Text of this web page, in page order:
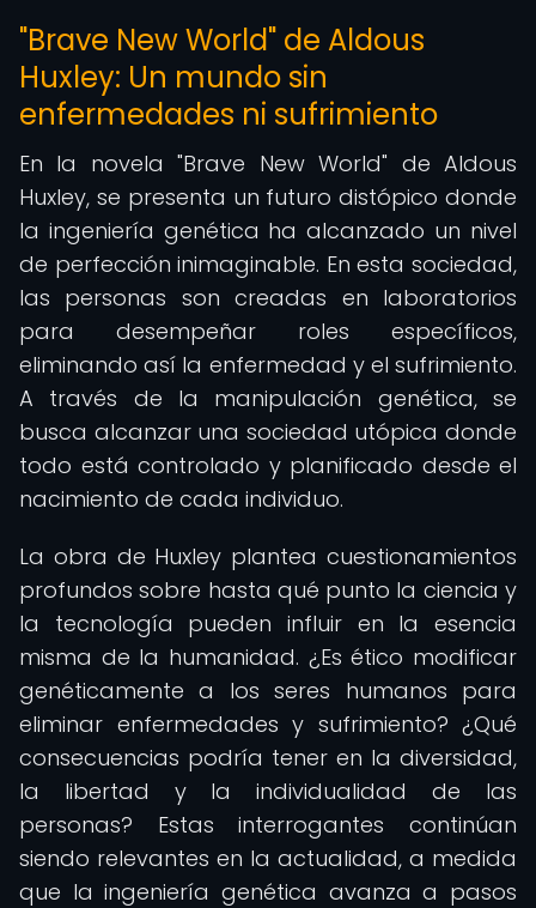
"Brave New World" de Aldous
Huxley: Un mundo sin
enfermedades ni sufrimiento
En la novela "Brave New World" de Aldous
Huxley, se presenta un futuro distópico donde
la ingeniería genética ha alcanzado un nivel
de perfección inimaginable. En esta sociedad,
las personas son creadas en laboratorios
para desempeñar roles específicos,
eliminando así la enfermedad y el sufrimiento.
A través de la manipulación genética, se
busca alcanzar una sociedad utópica donde
todo está controlado y planificado desde el
nacimiento de cada individuo.
La obra de Huxley plantea cuestionamientos
profundos sobre hasta qué punto la ciencia y
la tecnología pueden influir en la esencia
misma de la humanidad. ¿Es ético modificar
genéticamente a los seres humanos para
eliminar enfermedades y sufrimiento? ¿Qué
consecuencias podría tener en la diversidad,
la libertad y la individualidad de las
personas? Estas interrogantes continúan
siendo relevantes en la actualidad, a medida
que la ingeniería genética avanza a pasos